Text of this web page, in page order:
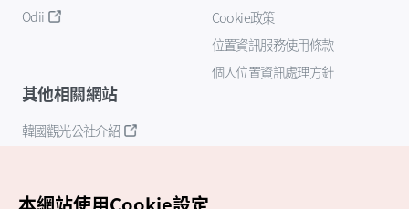
Odii
Cookie政策
位置資訊服務使用條款
個人位置資訊處理方針
其他相關網站
韓國觀光公社介紹